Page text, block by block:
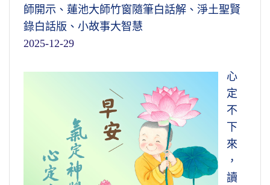
師開示、蓮池大師竹窗隨筆白話解、淨土聖賢
錄白話版、小故事大智慧
2025-12-29
心
定
不
下
來
，
讀